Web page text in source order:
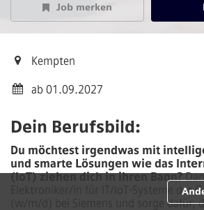
Job merken
Kempten
ab 01.09.2027
Dein Berufsbild:
Du möchtest irgendwas mit
und smarte Lösungen wie das
(IoT) ziehen dich in ihren Bann?
Elektroniker/in für IT/IoT-Systeme der
bei Siemens und sorge dafür,